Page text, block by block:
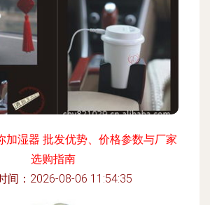
加湿器 批发优势、价格参数与厂家
选购指南
间：2026-08-06 11:54:35